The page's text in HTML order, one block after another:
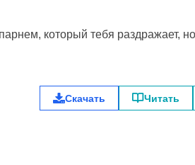
который тебя раздражает, но
Скачать Читать